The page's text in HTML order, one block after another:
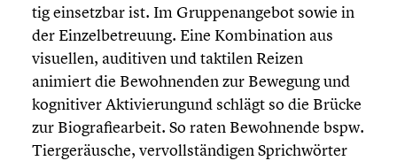
tig einsetz­bar ist. Im Gruppen­an­ge­bot sowie in
der Einzel­be­treu­ung. Eine Kombi­na­tion aus
visuellen, auditiven und taktilen Reizen
animiert die Bewoh­nen­den zur Bewegung und
kogni­ti­ver Aktivie­run­gund schlägt so die Brücke
zur Biogra­fie­ar­beit. So raten Bewoh­nende bspw.
Tierge­räu­sche, vervoll­stän­di­gen Sprich­wör­ter